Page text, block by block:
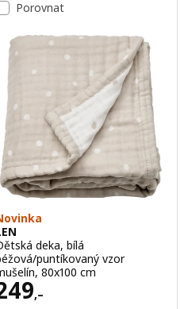
Porovnat
deka, bílá
puntíkovaný vzor
80x100 cm
,– 249,–